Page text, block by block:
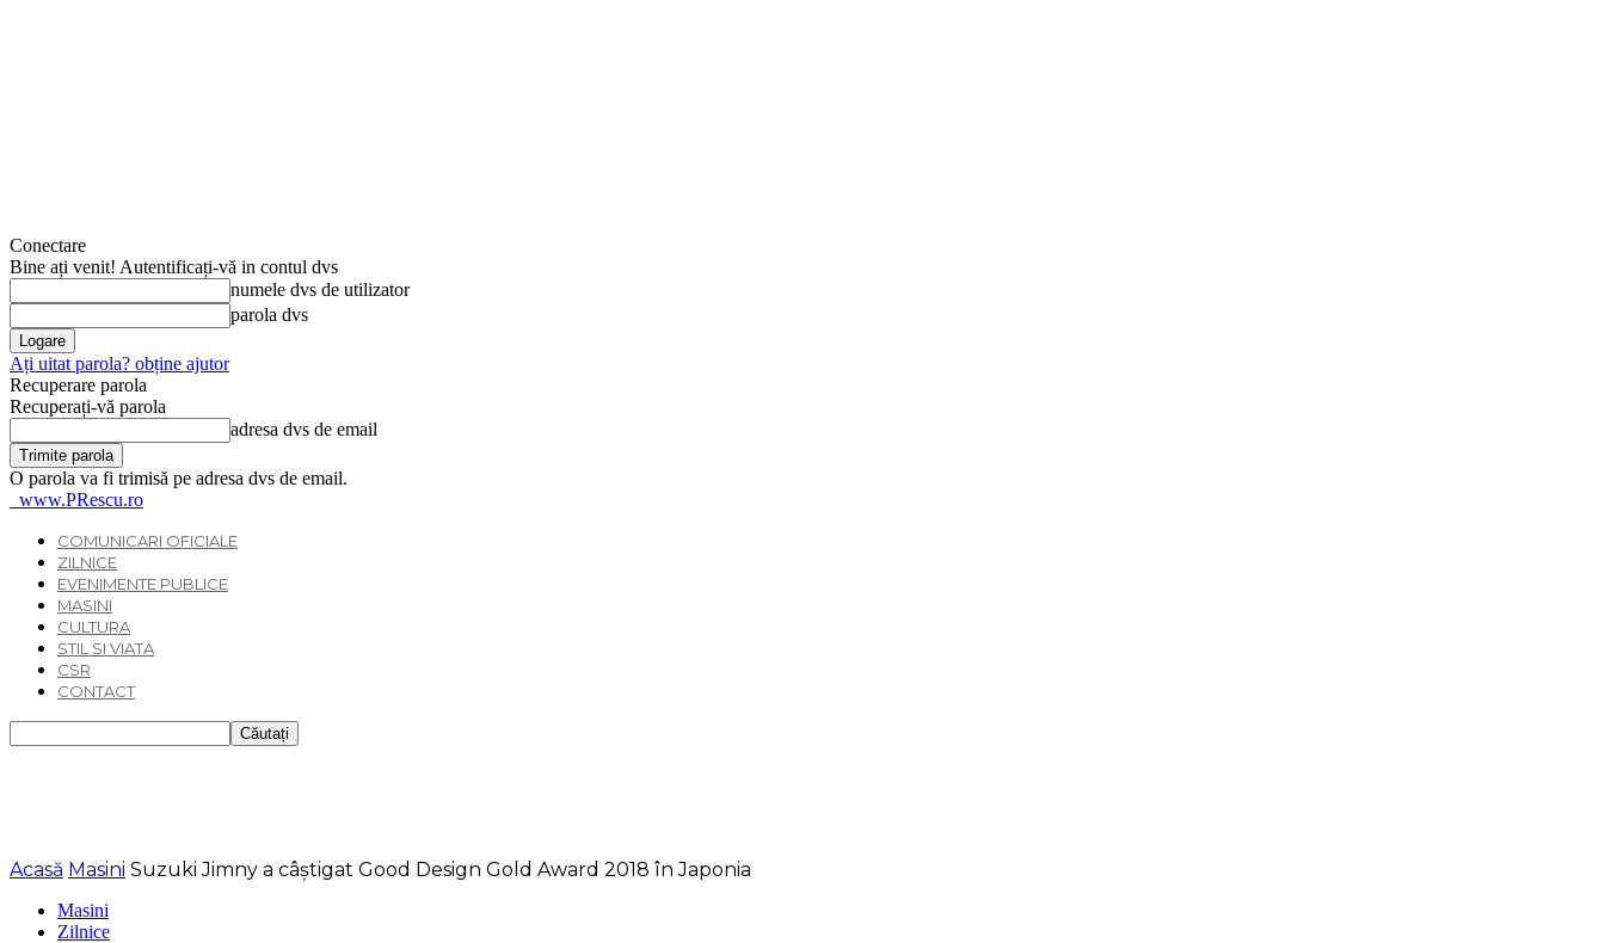
Conectare
Bine ați venit! Autentificați-vă in contul dvs
numele dvs de utilizator
parola dvs
Ați uitat parola? obține ajutor
Recuperare parola
Recuperați-vă parola
adresa dvs de email
O parola va fi trimisă pe adresa dvs de email.
www.PRescu.ro
COMUNICARI OFICIALE
ZILNICE
EVENIMENTE PUBLICE
MASINI
CULTURA
STIL SI VIATA
CSR
CONTACT
Acasă Masini Suzuki Jimny a câștigat Good Design Gold Award 2018 în Japonia
Masini
Zilnice